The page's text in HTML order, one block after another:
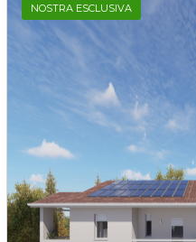
NOSTRA ESCLUSIVA